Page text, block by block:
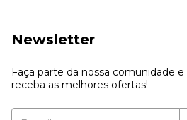
Newsletter
Faça parte da nossa comunidade e
receba as melhores ofertas!